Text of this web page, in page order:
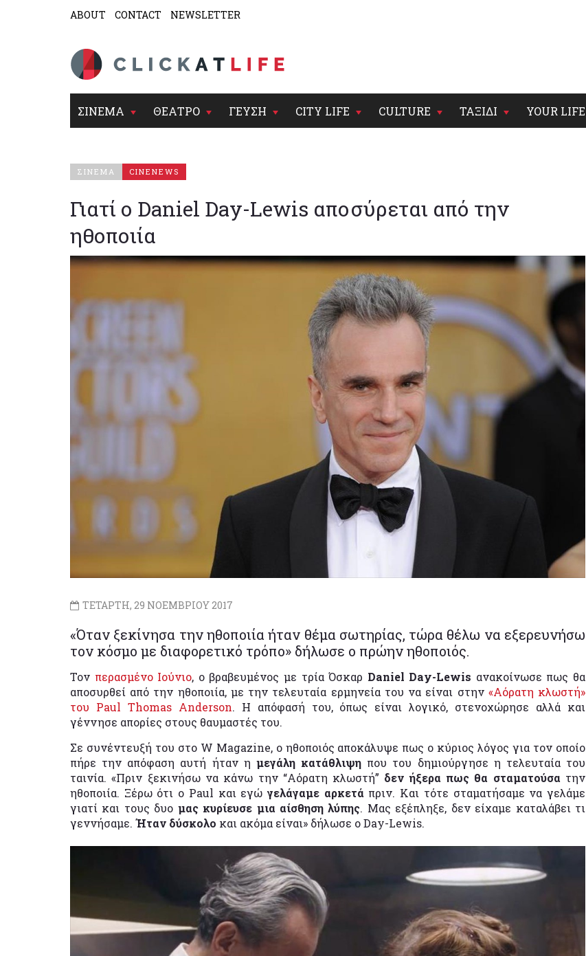
ABOUT CONTACT NEWSLETTER
ΣΙΝΕΜΑ ΘΕΑΤΡΟ ΓΕΥΣΗ CITY LIFE CULTURE ΤΑΞΙΔΙ YOUR LIFE
ΣΙΝΕΜΑ CINENEWS
Γιατί ο Daniel Day-Lewis αποσύρεται από την
ηθοποιία
ΤΕΤΑΡΤΗ, 29 ΝΟΕΜΒΡΙΟΥ 2017
«Όταν ξεκίνησα την ηθοποιία ήταν θέμα σωτηρίας, τώρα θέλω να εξερευνήσω
τον κόσμο με διαφορετικό τρόπο» δήλωσε ο πρώην ηθοποιός.
Τον περασμένο Ιούνιο, ο βραβευμένος με τρία Όσκαρ Daniel Day-Lewis ανακοίνωσε πως θα
αποσυρθεί από την ηθοποιία, με την τελευταία ερμηνεία του να είναι στην «Αόρατη κλωστή»
του Paul Thomas Anderson. Η απόφασή του, όπως είναι λογικό, στενοχώρησε αλλά και
γέννησε απορίες στους θαυμαστές του.
Σε συνέντευξή του στο W Magazine, ο ηθοποιός αποκάλυψε πως ο κύριος λόγος για τον οποίο
πήρε την απόφαση αυτή ήταν η μεγάλη κατάθλιψη που του δημιούργησε η τελευταία του
ταινία. «Πριν ξεκινήσω να κάνω την “Αόρατη κλωστή” δεν ήξερα πως θα σταματούσα την
ηθοποιία. Ξέρω ότι ο Paul και εγώ γελάγαμε αρκετά πριν. Και τότε σταματήσαμε να γελάμε
γιατί και τους δυο μας κυρίευσε μια αίσθηση λύπης. Μας εξέπληξε, δεν είχαμε καταλάβει τι
γεννήσαμε. Ήταν δύσκολο και ακόμα είναι» δήλωσε ο Day-Lewis.